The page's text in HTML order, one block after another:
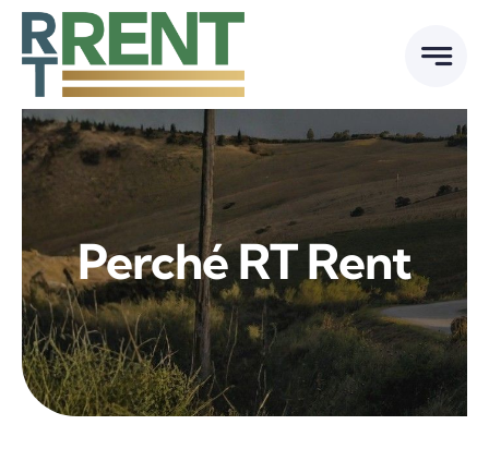
Skip
Perché RT Rent